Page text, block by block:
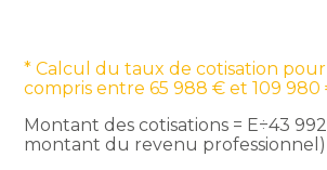
* Calcul du taux de cotisation
compris entre 65 988 € et 109 980
Montant des cotisations = E÷43
montant du revenu professionnel)